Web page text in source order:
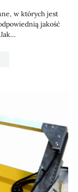
w których jest
jakość